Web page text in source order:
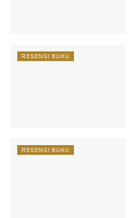
RESENSI BUKU
RESENSI BUKU